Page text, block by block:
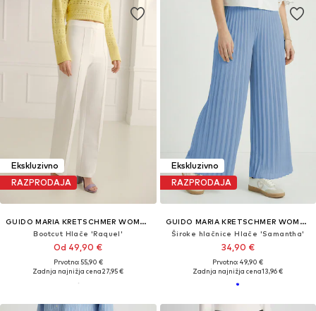
Ekskluzivno
RAZPRODAJA
GUIDO MARIA KRETSCHMER WOMEN
Bootcut Hlače 'Raquel'
Od 49,90 €
Prvotno: 55,90 €
Zadnja najnižja cena27,95 €
Ekskluzivno
RAZPRODAJA
GUIDO MARIA KRETSCHMER WOMEN
Široke hlačnice Hlače 'Samantha'
34,90 €
Prvotno: 49,90 €
Zadnja najnižja cena13,96 €